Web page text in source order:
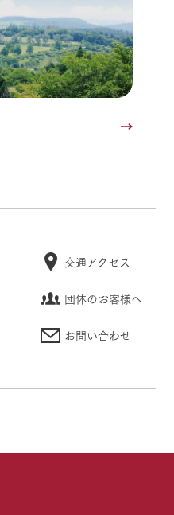
交通アクセス
団体のお客様へ
お問い合わせ